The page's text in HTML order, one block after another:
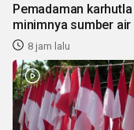
Pemadaman
minimnya sumber air
8 jam lalu